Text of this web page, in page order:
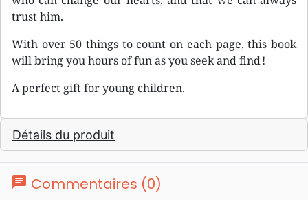
trust him.
With over 50 things to count on each page, this book
will bring you hours of fun as you seek and find !
A perfect gift for young children.
Détails du produit
chat Commentaires (0)